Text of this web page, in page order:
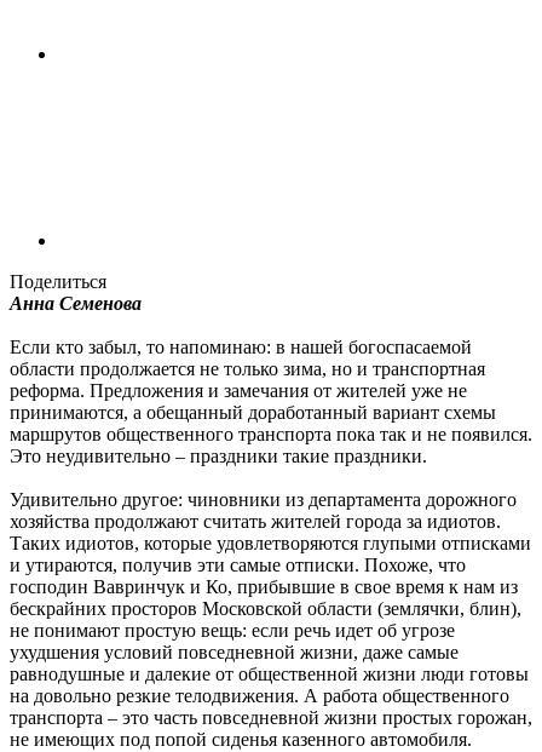
Поделиться
Анна Семенова
Если кто забыл, то напоминаю: в нашей богоспасаемой
области продолжается не только зима, но и транспортная
реформа. Предложения и замечания от жителей уже не
принимаются, а обещанный доработанный вариант схемы
маршрутов общественного транспорта пока так и не появился.
Это неудивительно – праздники такие праздники.
Удивительно другое: чиновники из департамента дорожного
хозяйства продолжают считать жителей города за идиотов.
Таких идиотов, которые удовлетворяются глупыми отписками
и утираются, получив эти самые отписки. Похоже, что
господин Вавринчук и Ко, прибывшие в свое время к нам из
бескрайних просторов Московской области (землячки, блин),
не понимают простую вещь: если речь идет об угрозе
ухудшения условий повседневной жизни, даже самые
равнодушные и далекие от общественной жизни люди готовы
на довольно резкие телодвижения. А работа общественного
транспорта – это часть повседневной жизни простых горожан,
не имеющих под попой сиденья казенного автомобиля.